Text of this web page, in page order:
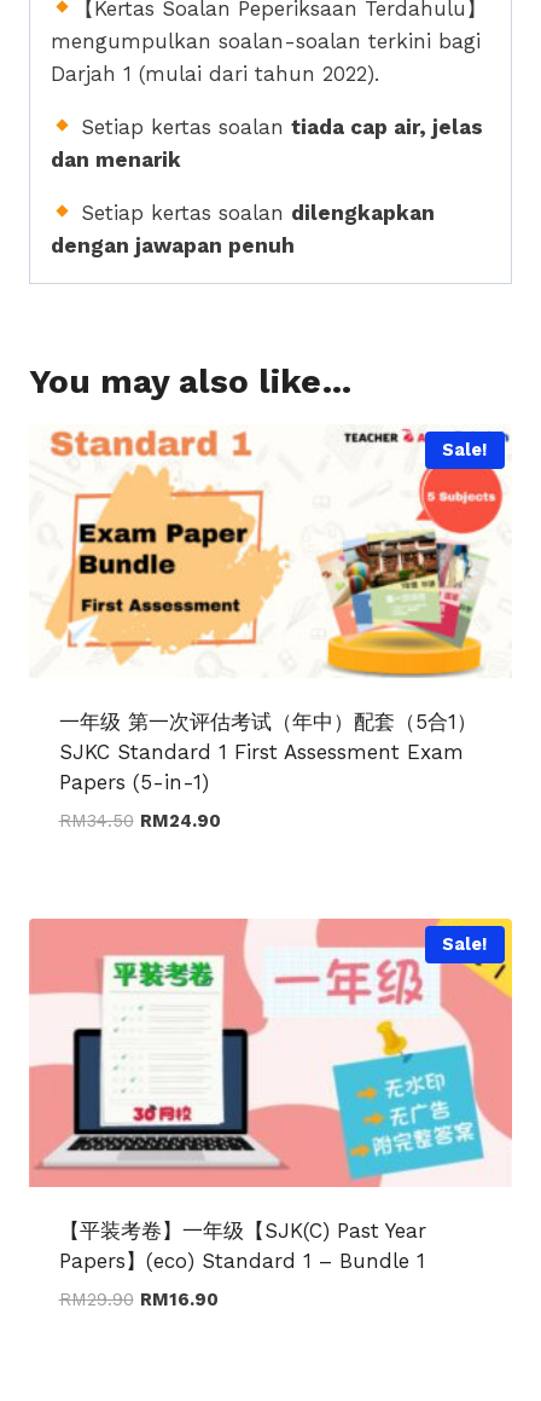
【Kertas Soalan Peperiksaan Terdahulu】
mengumpulkan soalan-soalan terkini bagi
Darjah 1 (mulai dari tahun 2022).
Setiap kertas soalantiada cap air, jelas
dan menarik
Setiap kertas soalan dilengkapkan
dengan jawapan penuh
You may also like…
Sale!
一年级 第一次评估考试（年中）配套（5合1）
SJKC Standard 1 First Assessment Exam
Papers (5-in-1)
RM34.50 Original
RM24.90Current
Sale!
【平装考卷】一年级【SJK(C) Past Year
Papers】(eco) Standard 1 – Bundle 1
RM29.90 Original
RM16.90Current